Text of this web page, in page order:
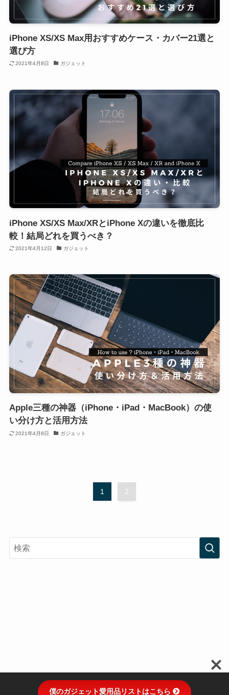
iPhone XS/XS Max用おすすめケース・カバー21選と
選び方
2021年4月8日 ガジェット
iPhone XS/XS Max/XRとiPhone Xの違いを徹底比
較！結局どれを買うべき？
2021年4月12日 ガジェット
Apple三種の神器（iPhone・iPad・MacBook）の使
い分け方と活用方法
2021年4月8日 ガジェット
1 2
僕のガジェット愛用品リストはこちら